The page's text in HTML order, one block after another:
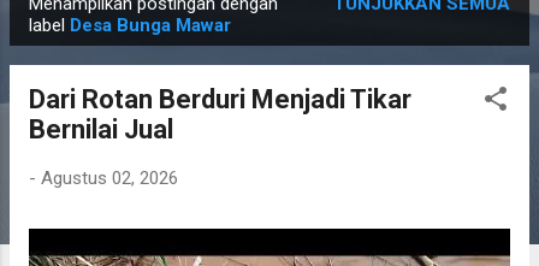
o
label Desa Bunga Mawar
Dari Rotan Berduri Menjadi Tikar
Bernilai Jual
- Agustus 02, 2026